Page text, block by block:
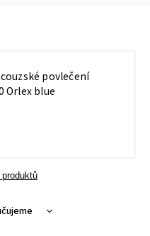
povlečení
Orlex blue